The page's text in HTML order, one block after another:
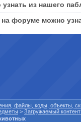
из нашего
форуме можно
файлы, коды, объекты,
> Загружаемый